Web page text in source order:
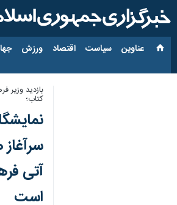
عناوین‌ سیاست اقتصاد ورزش
بازدید وزیر
کتاب؛
آتی
است